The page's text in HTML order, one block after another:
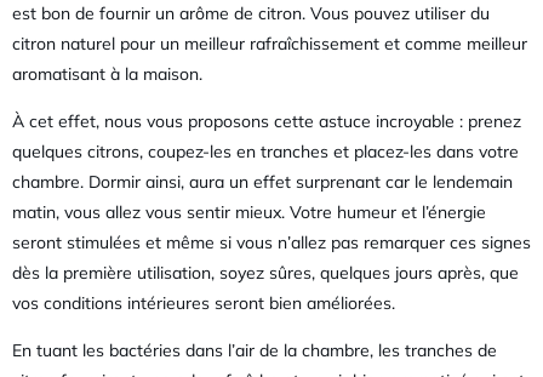
est bon de fournir un arôme de citron. Vous pouvez utiliser du
citron naturel pour un meilleur rafraîchissement et comme meilleur
aromatisant à la maison.
À cet effet, nous vous proposons cette astuce incroyable : prenez
quelques citrons, coupez-les en tranches et placez-les dans votre
chambre. Dormir ainsi, aura un effet surprenant car le lendemain
matin, vous allez vous sentir mieux. Votre humeur et l’énergie
seront stimulées et même si vous n’allez pas remarquer ces signes
dès la première utilisation, soyez sûres, quelques jours après, que
vos conditions intérieures seront bien améliorées.
En tuant les bactéries dans l’air de la chambre, les tranches de